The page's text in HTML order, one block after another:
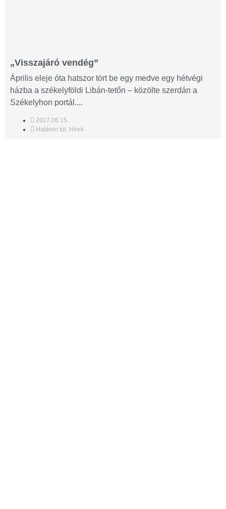
„Visszajáró vendég”
Április eleje óta hatszor tört be egy medve egy hétvégi
házba a székelyföldi Libán-tetőn – közölte szerdán a
Székelyhon portál....
2017.06.15.
Határon túl , Hírek